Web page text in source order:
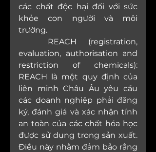
các chất độc hại đối với sức
khỏe con người và môi
trường.
evaluation, authorisation and
restriction of chemicals):
REACH là một quy định của
liên minh Châu Âu yêu cầu
các doanh nghiệp phải đăng
ký, đánh giá và xác nhận tính
an toàn của các chất hóa học
được sử dụng trong sản xuất.
Điều này nhằm đảm bảo rằng